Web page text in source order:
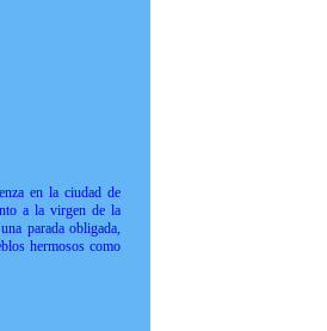
en la ciudad de
a la virgen de la
parada obligada,
hermosos como